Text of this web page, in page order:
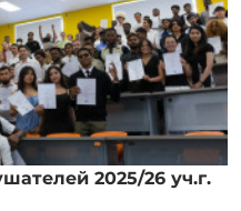
2025/26 уч.г.